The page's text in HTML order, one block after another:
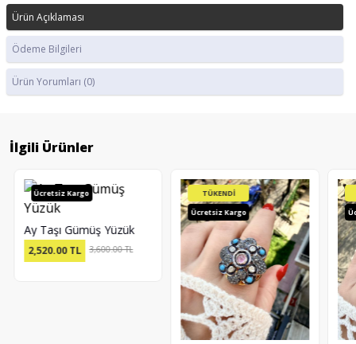
Ürün Açıklaması
Ödeme Bilgileri
Ürün Yorumları (0)
İlgili Ürünler
Ücretsiz Kargo
Ay Taşı Gümüş Yüzük
2,520.00TL 3,600.00 TL
TÜKENDİ
Ücretsiz Kargo